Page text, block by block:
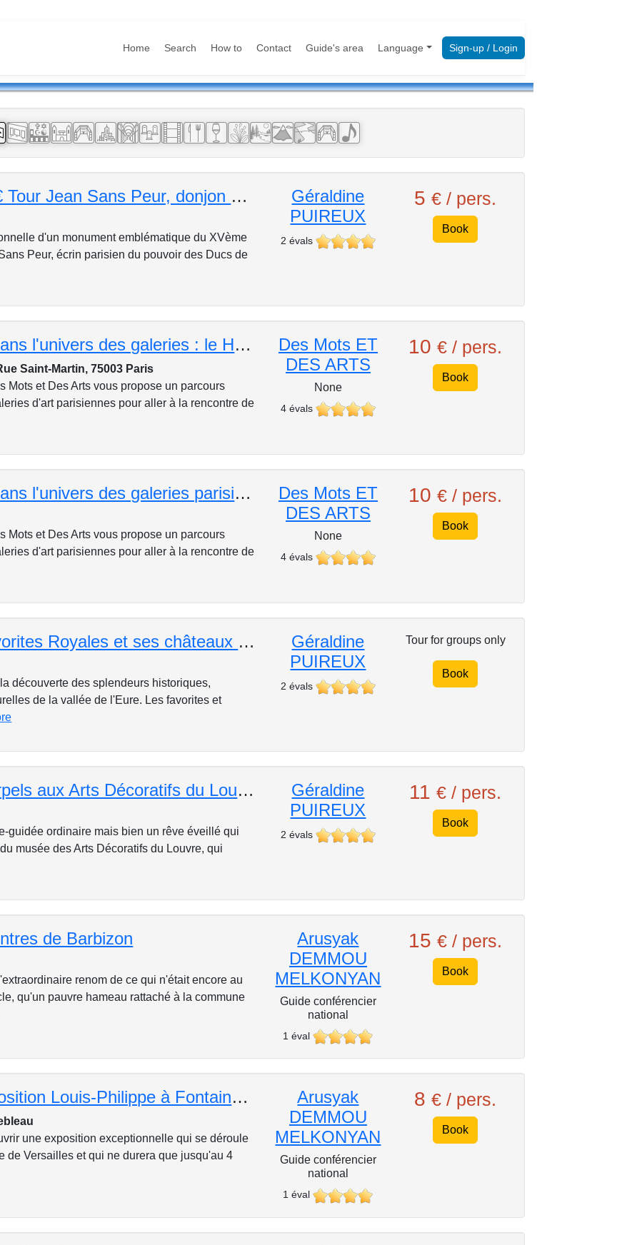
Home Search How to Contact Guide's area Language Sign-up / Login
Spécial tarif 5€ Tour Jean Sans Peur, donjon médiéval rare aux multiples curiosités!
d'un monument emblématique du XVème
Peur, écrin parisien du pouvoir des Ducs de
Géraldine
PUIREUX
2 évals
5€ / pers.
Book
Une plongée dans l'univers des galeries : le Haut Marais
Saint-Martin, 75003 Paris
Mots et Des Arts vous propose un parcours
d'art parisiennes pour aller à la rencontre de
Des Mots ET
DES ARTS
None
4 évals
10€ / pers.
Book
Une plongée dans l'univers des galeries parisiennes - le Bas-Marais
Mots et Des Arts vous propose un parcours
d'art parisiennes pour aller à la rencontre de
Des Mots ET
DES ARTS
None
4 évals
10€ / pers.
Book
Vallée des Favorites Royales et ses châteaux : en Eure et Loir
découverte des splendeurs historiques,
de la vallée de l'Eure. Les favorites et
Géraldine
PUIREUX
2 évals
Tour for groups only
Book
Van Cleef & Arpels aux Arts Décoratifs du Louvre : Rêves et Art de la Haute-Joaillerie
guidée ordinaire mais bien un rêve éveillé qui
musée des Arts Décoratifs du Louvre, qui
Géraldine
PUIREUX
2 évals
11€ / pers.
Book
de Barbizon
renom de ce qui n'était encore au
qu'un pauvre hameau rattaché à la commune
Arusyak
DEMMOU
MELKONYAN
Guide conférencier
national
1 éval
15€ / pers.
Book
Visite de l'Exposition Louis-Philippe à Fontainebleau. Le roi et l'histoire
une exposition exceptionnelle qui se déroule
de Versailles et qui ne durera que jusqu'au 4
Arusyak
DEMMOU
MELKONYAN
Guide conférencier
national
1 éval
8€ / pers.
Book